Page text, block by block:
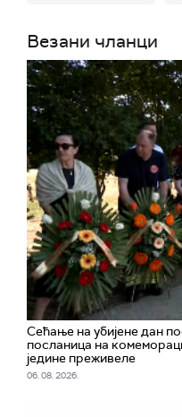
Везани чланци
Сећање на убијене дан
посланица на
једине преживеле
06. 08. 2026.